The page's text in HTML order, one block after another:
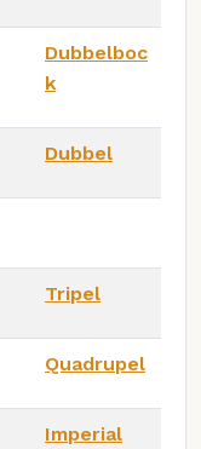
Dubbelboc
k
Dubbel
Tripel
Quadrupel
Imperial